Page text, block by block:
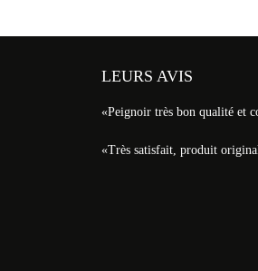
LEURS AVIS
«Peignoir très bon qualité et
«Très satisfait, produit